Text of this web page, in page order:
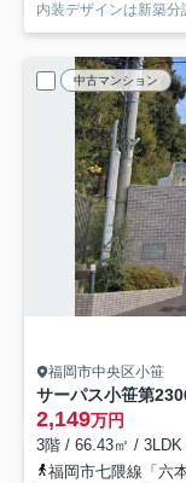
内装デザインは新築
中古マンション
福岡市中央区小笹
サーパス小笹第2
2,149万円
3階 / 66.43㎡ /
福岡市七隈線「六